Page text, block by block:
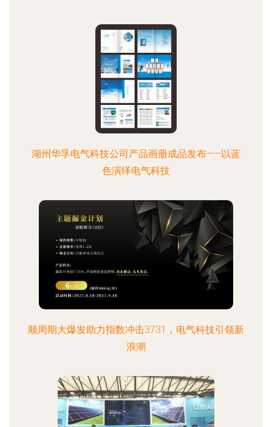
湖州华孚电气科技公司产品画册成品发布——以蓝
色演绎电气科技
顺周期大爆发助力指数冲击3731，电气科技引领新
浪潮